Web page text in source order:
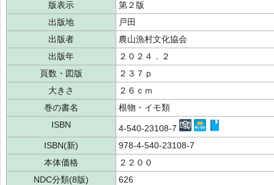
版表示
第２版
出版地
戸田
出版者
農山漁村文化協会
出版年
２０２４．２
頁数・図版
２３７ｐ
大きさ
２６ｃｍ
巻の書名
根物・イモ類
ISBN
4-540-23108-7
ISBN(新)
978-4-540-23108-7
本体価格
２２００
NDC分類(8版)
626